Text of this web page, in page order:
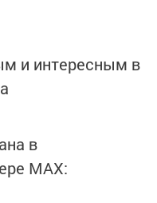
и интересным в
в
MАХ: